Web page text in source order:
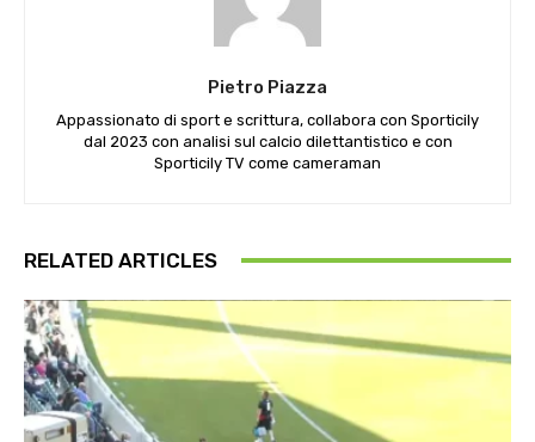
Pietro Piazza
Appassionato di sport e scrittura, collabora con Sporticily
dal 2023 con analisi sul calcio dilettantistico e con
Sporticily TV come cameraman
RELATED ARTICLES